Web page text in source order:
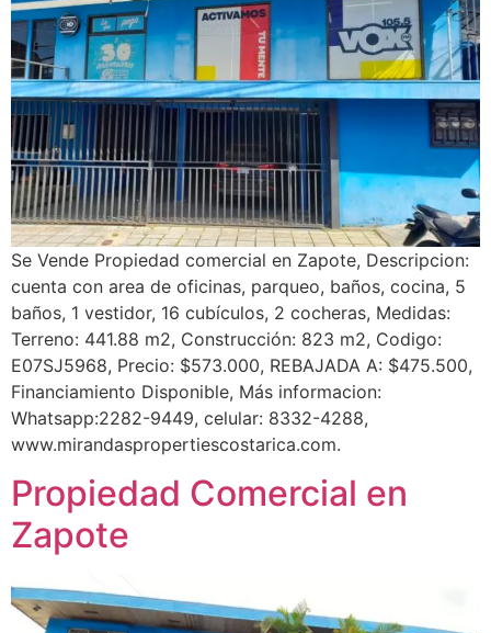
Se Vende Propiedad comercial en Zapote, Descripcion:
cuenta con area de oficinas, parqueo, baños, cocina, 5
baños, 1 vestidor, 16 cubículos, 2 cocheras, Medidas:
Terreno: 441.88 m2, Construcción: 823 m2, Codigo:
E07SJ5968, Precio: $573.000, REBAJADA A: $475.500,
Financiamiento Disponible, Más informacion:
Whatsapp:2282-9449, celular: 8332-4288,
www.mirandaspropertiescostarica.com.
Propiedad Comercial en
Zapote